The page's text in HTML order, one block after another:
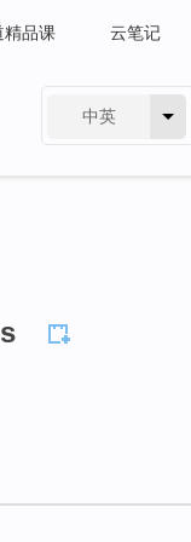
精品课 云笔记
中英